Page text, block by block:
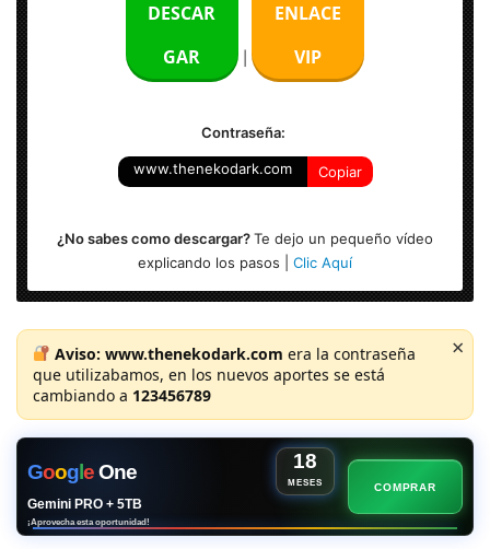
DESCAR
GAR
ENLACE
VIP
Contraseña:
www.thenekodark.com Copiar
¿No sabes como descargar?Te dejo un pequeño vídeo
explicando los pasos | Clic Aquí
Aviso: www.thenekodark.com era la contraseña
que utilizabamos, en los nuevos aportes se está
cambiando a 123456789
×
GoogleOne 18
MESES
Gemini PRO + 5TB
¡Aprovecha esta oportunidad!
COMPRAR